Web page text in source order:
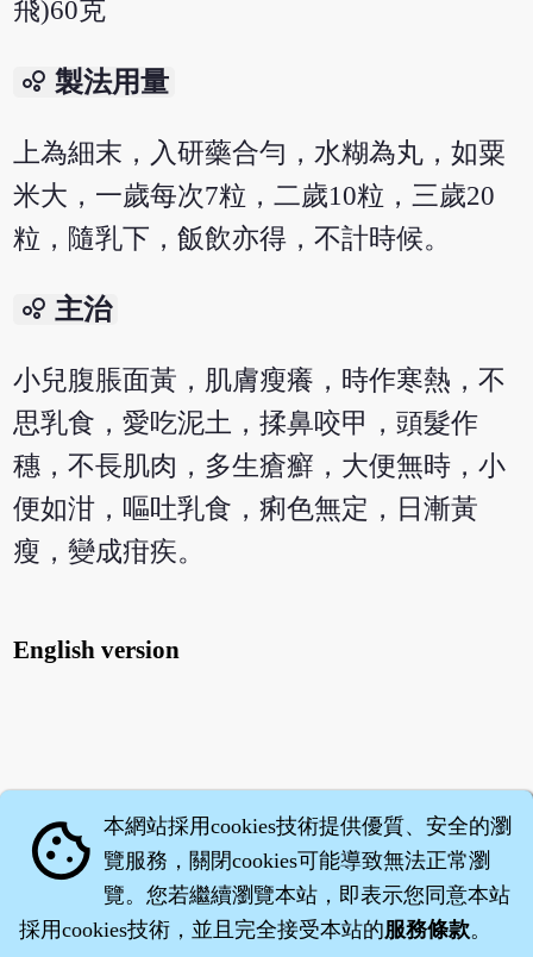
飛)60克
bubble_chart 製法用量
上為細末，入研藥合勻，水糊為丸，如粟
米大，一歲每次7粒，二歲10粒，三歲20
粒，隨乳下，飯飲亦得，不計時候。
bubble_chart 主治
小兒腹脹面黃，肌膚瘦癢，時作寒熱，不
思乳食，愛吃泥土，揉鼻咬甲，頭髮作
穗，不長肌肉，多生瘡癬，大便無時，小
便如泔，嘔吐乳食，痢色無定，日漸黃
瘦，變成疳疾。
English version
cookie 本網站採用cookies技術提供優質、安全的瀏
覽服務，關閉cookies可能導致無法正常瀏
覽。您若繼續瀏覽本站，即表示您同意本站
採用cookies技術，並且完全接受本站的服務條款。